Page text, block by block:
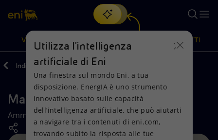
Cerca
scopri EnergIA, la nostra nuova soluzione di intelligenza
artificiale.
VISIONE
Visione
Mission e valori
Azioni
Diversificazione energetica
PRODOTTI
Prodotti
Casa
Indietro Governance
Matteo Petrella
Amministratore non esecutivo indipendente
Utilizza l'intelligenza
artificiale di Eni
Una finestra sul mondo Eni, a tua
disposizione. EnergIA è uno strumento
innovativo basato sulle capacità
dell’intelligenza artificiale, che può aiutarti
a navigare tra i contenuti di eni.com,
trovando subito la risposta alle tue